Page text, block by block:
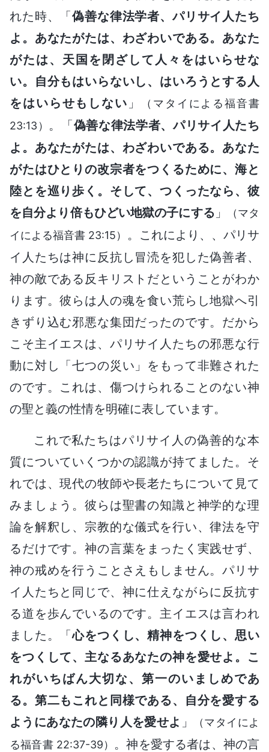
れた時、「偽善な律法学者、パリサイ人たち
よ。あなたがたは、わざわいである。あなた
がたは、天国を閉ざして人々をはいらせな
い。自分もはいらないし、はいろうとする人
をはいらせもしない 」
（マタイによる福音書
23:13） 。「偽善な律法学者、パリサイ人たち
よ。あなたがたは、わざわいである。あなた
がたはひとりの改宗者をつくるために、海と
陸とを巡り歩く。そして、つくったなら、彼
を自分より倍もひどい地獄の子にする 」
（マタ
イによる福音書 23:15）
。これにより、、パリサ
イ人たちは神に反抗し冒涜を犯した偽善者、
神の敵である反キリストだということがわか
ります。彼らは人の魂を食い荒らし地獄へ引
きずり込む邪悪な集団だったのです。だから
こそ主イエスは、パリサイ人たちの邪悪な行
動に対し「七つの災い」をもって非難された
のです。これは、傷つけられることのない神
の聖と義の性情を明確に表しています。
これで私たちはパリサイ人の偽善的な本
質についていくつかの認識が持てました。そ
れでは、現代の牧師や長老たちについて見て
みましょう。彼らは聖書の知識と神学的な理
論を解釈し、宗教的な儀式を行い、律法を守
るだけです。神の言葉をまったく実践せず、
神の戒めを行うことさえもしません。パリサ
イ人たちと同じで、神に仕えながらに反抗す
る道を歩んでいるのです。主イエスは言われ
ました。「心をつくし、精神をつくし、思い
をつくして、主なるあなたの神を愛せよ。こ
れがいちばん大切な、第一のいましめであ
る。第二もこれと同様である、自分を愛する
ようにあなたの隣り人を愛せよ 」
（マタイによ
る福音書 22:37-39） 。神を愛する者は、神の言